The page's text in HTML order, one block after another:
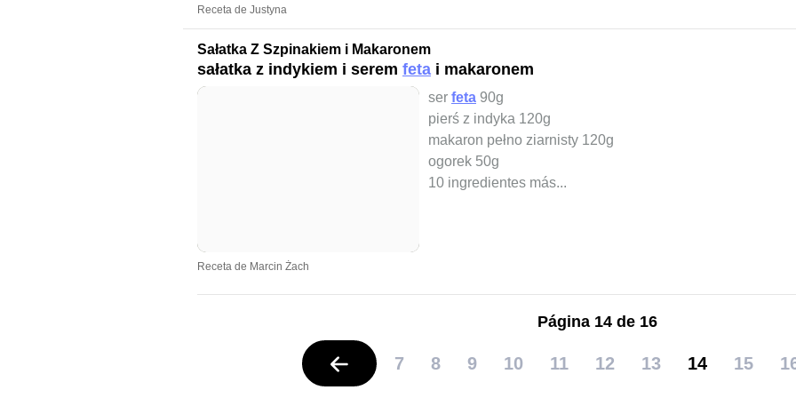
Receta de Justyna
Sałatka Z Szpinakiem i Makaronem
sałatka z indykiem i serem feta i makaronem
ser feta 90g
pierś z indyka 120g
makaron pełno ziarnisty 120g
ogorek 50g
10 ingredientes más...
Receta de Marcin Żach
Página 14 de 16
7 8 9 10 11 12 13 14 15